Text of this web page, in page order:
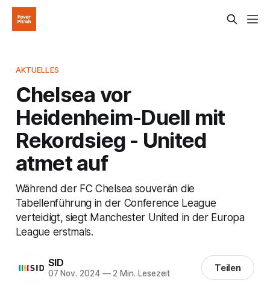
AKTUELLES
Chelsea vor
Heidenheim-Duell mit
Rekordsieg - United
atmet auf
Während der FC Chelsea souverän die
Tabellenführung in der Conference League
verteidigt, siegt Manchester United in der Europa
League erstmals.
SID
07 Nov. 2024 —2 Min. Lesezeit Teilen